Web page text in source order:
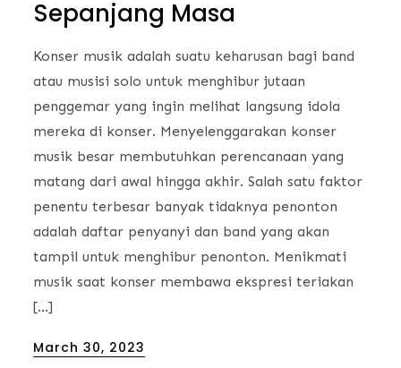
Sepanjang Masa
Konser musik adalah suatu keharusan bagi band
atau musisi solo untuk menghibur jutaan
penggemar yang ingin melihat langsung idola
mereka di konser. Menyelenggarakan konser
musik besar membutuhkan perencanaan yang
matang dari awal hingga akhir. Salah satu faktor
penentu terbesar banyak tidaknya penonton
adalah daftar penyanyi dan band yang akan
tampil untuk menghibur penonton. Menikmati
musik saat konser membawa ekspresi teriakan
[…]
Posted
March 30, 2023